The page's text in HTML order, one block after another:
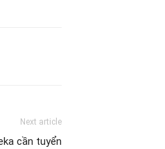
Next article
cần tuyển